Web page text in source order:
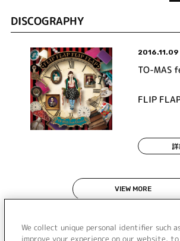
DISCOGRAPHY
2016.11.09
TO-MAS
FLIP
VIEW MORE
We collect unique personal identifier such
improve your experience on our website,